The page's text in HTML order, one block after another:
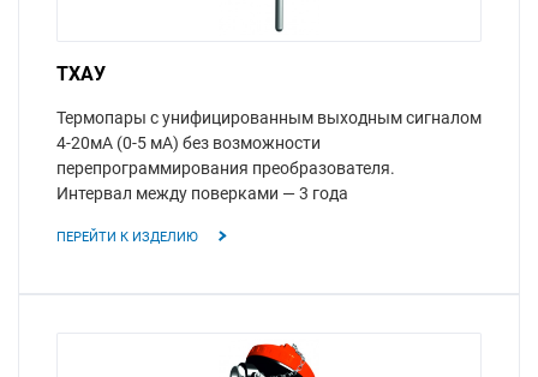
ТХАУ
Термопары с унифицированным выходным сигналом
4-20мА (0-5 мА) без возможности
перепрограммирования преобразователя.
Интервал между поверками — 3 года
ПЕРЕЙТИ К ИЗДЕЛИЮ